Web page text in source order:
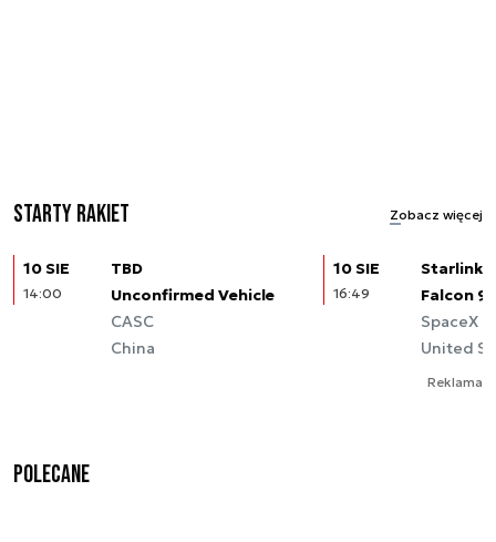
Starty rakiet Zobacz więcej
10 SIE
14:00
TBD
Unconfirmed Vehicle
CASC
China
10 SIE
16:49
Starlink
Falcon 9
SpaceX
United
Reklama
Polecane